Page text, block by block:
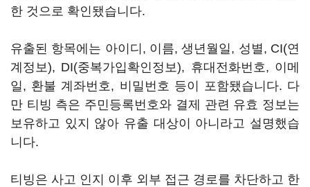
한 것으로 확인됐습니다.
유출된 항목에는 아이디, 이름, 생년월일, 성별, CI(연
계정보), DI(중복가입확인정보), 휴대전화번호, 이메
일, 환불 계좌번호, 비밀번호 등이 포함됐습니다. 다
만 티빙 측은 주민등록번호와 결제 관련 유효 정보는
보유하고 있지 않아 유출 대상이 아니라고 설명했습
니다.
티빙은 사고 인지 이후 외부 접근 경로를 차단하고 한